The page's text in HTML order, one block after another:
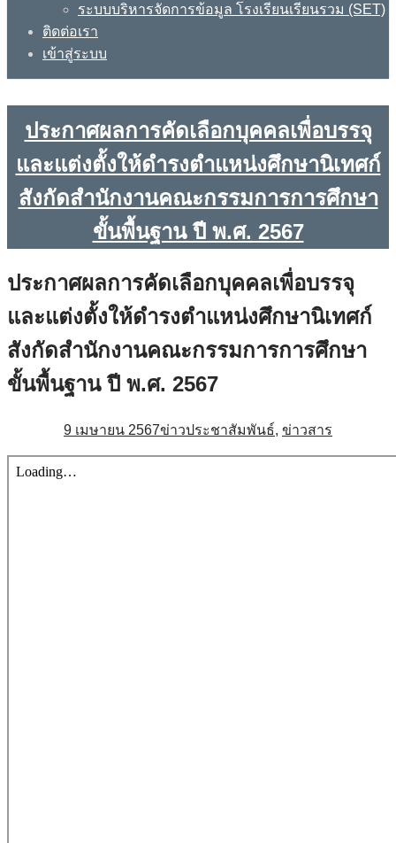
ระบบบริหารจัดการข้อมูล โรงเรียนเรียนรวม (SET)
ติดต่อเรา
เข้าสู่ระบบ
ประกาศผลการคัดเลือกบุคคลเพื่อบรรจุ
และแต่งตั้งให้ดำรงตำแหน่งศึกษานิเทศก์
สังกัดสำนักงานคณะกรรมการการศึกษา
ขั้นพื้นฐาน ปี พ.ศ. 2567
ประกาศผลการคัดเลือกบุคคลเพื่อบรรจุ
และแต่งตั้งให้ดำรงตำแหน่งศึกษานิเทศก์
สังกัดสำนักงานคณะกรรมการการศึกษา
ขั้นพื้นฐาน ปี พ.ศ. 2567
9 เมษายน 2567ข่าวประชาสัมพันธ์, ข่าวสาร